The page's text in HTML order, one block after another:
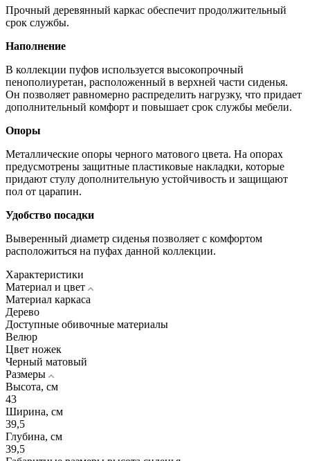
Прочный деревянный каркас обеспечит продолжительный
срок службы.
Наполнение
В коллекции пуфов используется высокопрочный
пенополиуретан, расположенный в верхней части сиденья.
Он позволяет равномерно распределить нагрузку, что придает
дополнительный комфорт и повышает срок службы мебели.
Опоры
Металлические опоры черного матового цвета. На опорах
предусмотрены защитные пластиковые накладки, которые
придают стулу дополнительную устойчивость и защищают
пол от царапин.
Удобство посадки
Выверенный диаметр сиденья позволяет с комфортом
расположиться на пуфах данной коллекции.
Характеристики
Материал и цвет
Материал каркаса
Дерево
Доступные обивочные материалы
Велюр
Цвет ножек
Черный матовый
Размеры
Высота, см
43
Ширина, см
39,5
Глубина, см
39,5